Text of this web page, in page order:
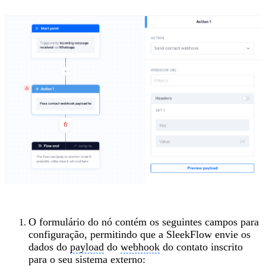
O formulário do nó contém os seguintes campos para
configuração, permitindo que a SleekFlow envie os
dados do payload do webhook do contato inscrito
para o seu sistema externo: